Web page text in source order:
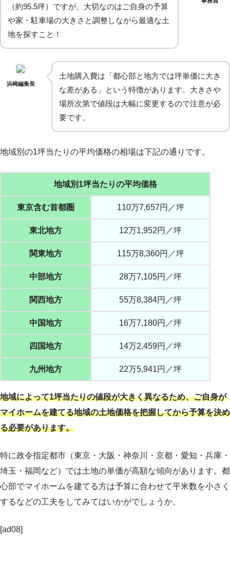
（約95.5坪）ですが、大切なのはご自身の予算
や家・駐車場の大きさと調整しながら最適な土
地を探すこと！
浜崎編集長
土地購入費は「都心部と地方では坪単価に大き
な差がある」という特徴があります。大きさや
場所次第で値段は大幅に変更するので注意が必
要です。
地域別の1坪当たりの平均価格の相場は下記の通りです。
地域別1坪当たりの平均価格
東京含む首都圏 110万7,657円／坪
東北地方 12万1,952円／坪
関東地方 115万8,360円／坪
中部地方 28万7,105円／坪
関西地方 55万8,384円／坪
中国地方 16万7,180円／坪
四国地方 14万2,459円／坪
九州地方 22万5,941円／坪
地域によって1坪当たりの値段が大きく異なるため、ご自身が
マイホームを建てる地域の土地価格を把握してから予算を決め
る必要があります。
特に政令指定都市（東京・大阪・神奈川・京都・愛知・兵庫・
埼玉・福岡など）では土地の単価が高額な傾向があります。都
心部でマイホームを建てる方は予算に合わせて平米数を小さく
するなどの工夫をしてみてはいかがでしょうか。
[ad08]